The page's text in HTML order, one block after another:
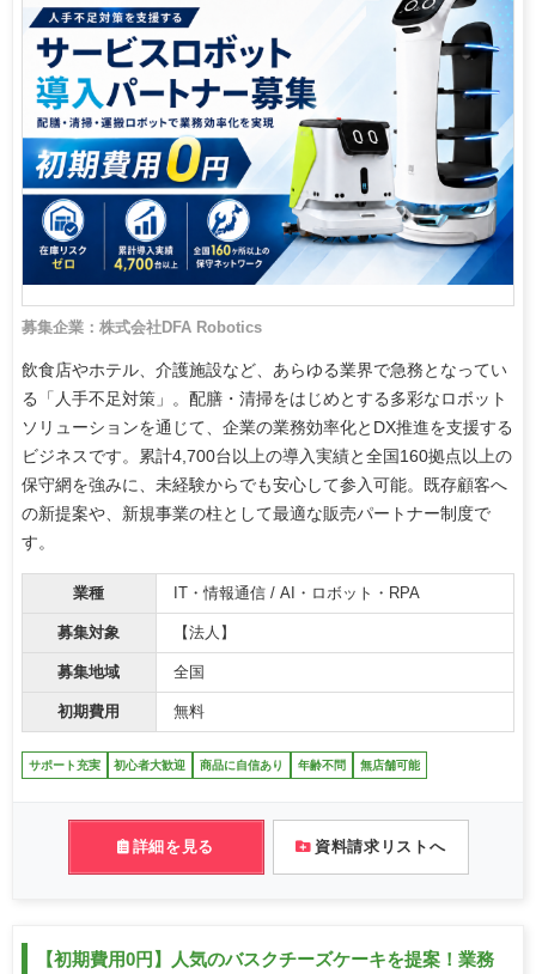
募集企業：株式会社DFA Robotics
飲食店やホテル、介護施設など、あらゆる業界で急務となってい
る「人手不足対策」。配膳・清掃をはじめとする多彩なロボット
ソリューションを通じて、企業の業務効率化とDX推進を支援する
ビジネスです。累計4,700台以上の導入実績と全国160拠点以上の
保守網を強みに、未経験からでも安心して参入可能。既存顧客へ
の新提案や、新規事業の柱として最適な販売パートナー制度で
す。
業種 IT・情報通信 / AI・ロボット・RPA
募集対象 【法人】
募集地域 全国
初期費用 無料
サポート充実 初心者大歓迎 商品に自信あり 年齢不問 無店舗可能
詳細を見る 資料請求リストへ
【初期費用0円】人気のバスクチーズケーキを提案！業務